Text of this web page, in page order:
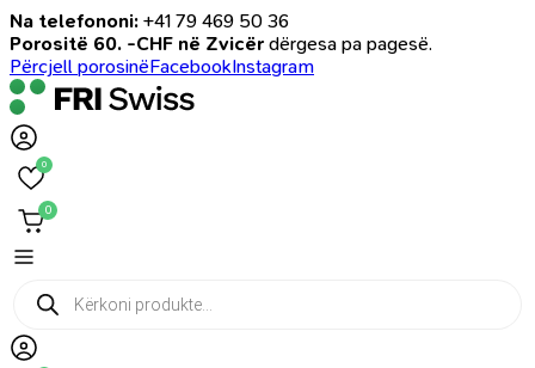
Na telefononi: +41 79 469 50 36
Porositë 60. -CHF në Zvicër dërgesa pa pagesë.
Përcjell porosinëFacebookInstagram
0
0
Products
search